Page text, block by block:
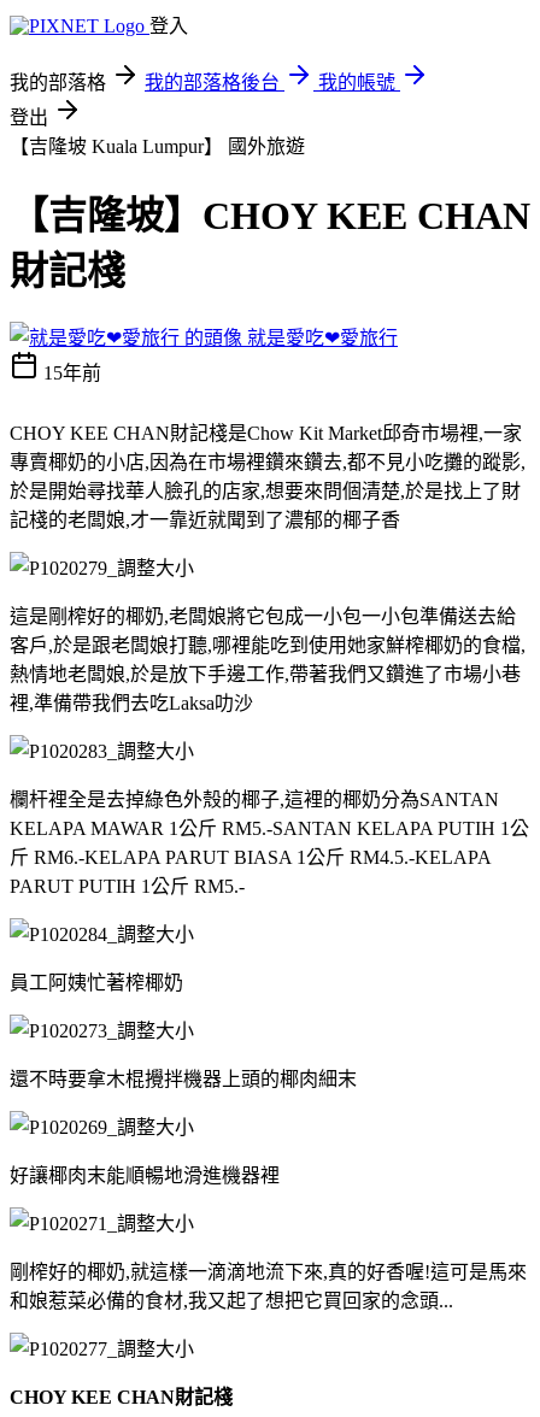
登入
我的部落格 我的部落格後台
我的帳號
登出
【吉隆坡 Kuala Lumpur】
國外旅遊
【吉隆坡】CHOY KEE CHAN
財記棧
就是愛吃❤愛旅行
15年前
CHOY KEE CHAN財記棧是Chow Kit Market邱奇市場裡,一家
專賣椰奶的小店,因為在市場裡鑽來鑽去,都不見小吃攤的蹤影,
於是開始尋找華人臉孔的店家,想要來問個清楚,於是找上了財
記棧的老闆娘,才一靠近就聞到了濃郁的椰子香
這是剛榨好的椰奶,老闆娘將它包成一小包一小包準備送去給
客戶,於是跟老闆娘打聽,哪裡能吃到使用她家鮮榨椰奶的食檔,
熱情地老闆娘,於是放下手邊工作,帶著我們又鑽進了市場小巷
裡,準備帶我們去吃Laksa叻沙
欄杆裡全是去掉綠色外殼的椰子,這裡的椰奶分為SANTAN
KELAPA MAWAR 1公斤 RM5.-SANTAN KELAPA PUTIH 1公
斤 RM6.-KELAPA PARUT BIASA 1公斤 RM4.5.-KELAPA
PARUT PUTIH 1公斤 RM5.-
員工阿姨忙著榨椰奶
還不時要拿木棍攪拌機器上頭的椰肉細末
好讓椰肉末能順暢地滑進機器裡
剛榨好的椰奶,就這樣一滴滴地流下來,真的好香喔!這可是馬來
和娘惹菜必備的食材,我又起了想把它買回家的念頭...
CHOY KEE CHAN財記棧